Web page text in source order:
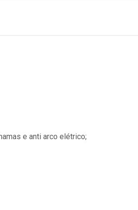
e anti arco elétrico;